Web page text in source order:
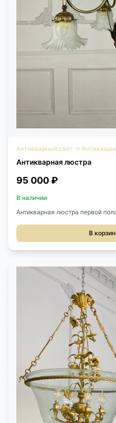
Антикварный свет →
Антикварная люстра
95 000 ₽
В наличии
Антикварная люстра первой
Диаметр 60 см. Высота 70 см.
В